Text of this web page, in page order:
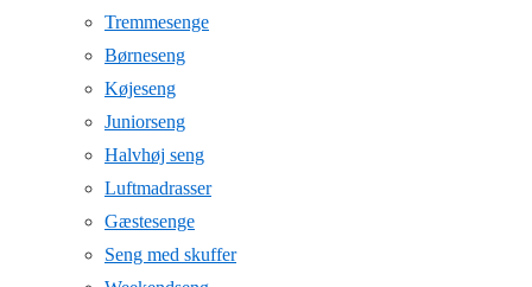
Tremmesenge
Børneseng
Køjeseng
Juniorseng
Halvhøj seng
Luftmadrasser
Gæstesenge
Seng med skuffer